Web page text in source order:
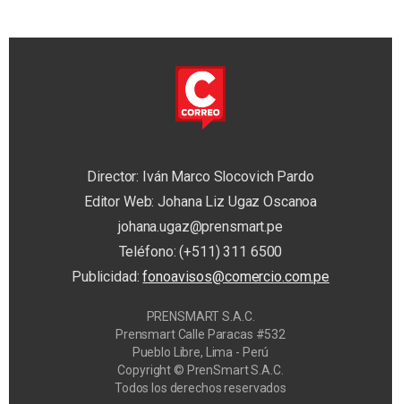
Director: Iván Marco Slocovich Pardo
Editor Web: Johana Liz Ugaz Oscanoa
johana.ugaz@prensmart.pe
Teléfono: (+511) 311 6500
Publicidad:fonoavisos@comercio.com.pe
PRENSMART S.A.C.
Prensmart Calle Paracas #532
Pueblo Libre, Lima - Perú
Copyright © PrenSmart S.A.C.
Todos los derechos reservados